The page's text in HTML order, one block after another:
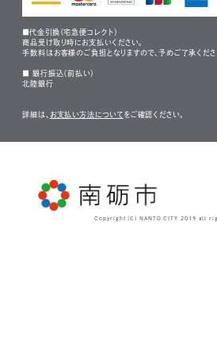
■代金引換（宅急便コレクト）
商品受け取り時にお支払いください。
手数料はお客様のご負担となりますので、予めご了承くださ
■ 銀行振込（前払い）
北陸銀行
詳細は、 お支払い方法について をご確認ください。
Copyright (C) NANTO CITY 2019 all